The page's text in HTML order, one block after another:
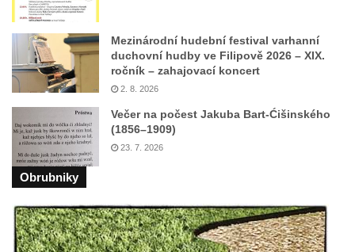
Kenotaf Václava Floriána na hřbitově v
Kenotaf Miloslava Švice na hřbitově v Lužci
nad Vltavou
nad Vltavou
Pomník vojákům Rudé armády na hřbitově
v Lužci nad Vltavou
Pomník Ladislava Sedláčka a Karla Pelce u
silnice severně od Lužce nad Vltavou
Kenotaf Alfeda Harnische na hřbitově v
Mezinárodní hudební festival varhanní
duchovní hudby ve Filipově 2026 – XIX.
ročník – zahajovací koncert
2. 8. 2026
Večer na počest Jakuba Bart-Ćišinského
(1856–1909)
23. 7. 2026
Obrubniky